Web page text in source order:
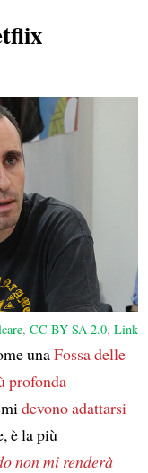
,CC BY-SA 2.0,Link
unaFossa delle
profonda
devono adattarsi
è la più
non mi renderà